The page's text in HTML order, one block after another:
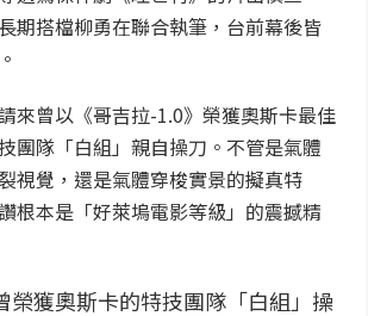
期搭檔柳勇在聯合執筆，台前幕後皆
來曾以《哥吉拉-1.0》榮獲奧斯卡最佳
團隊「白組」親自操刀。不管是氣體
視覺，還是氣體穿梭實景的擬真特
根本是「好萊塢電影等級」的震撼精